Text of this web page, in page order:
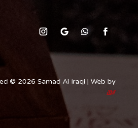
© 2026 Samad Al Iraqi | Web by